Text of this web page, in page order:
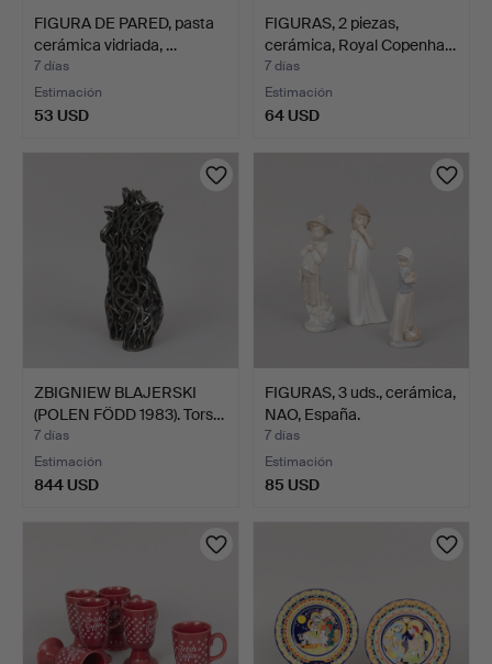
FIGURA DE PARED, pasta
cerámica vidriada, …
7 días
Estimación
53 USD
FIGURAS, 2 piezas,
cerámica, Royal Copenha…
7 días
Estimación
64 USD
ZBIGNIEW BLAJERSKI
(POLEN FÖDD 1983). Tors…
7 días
Estimación
844 USD
FIGURAS, 3 uds., cerámica,
NAO, España.
7 días
Estimación
85 USD